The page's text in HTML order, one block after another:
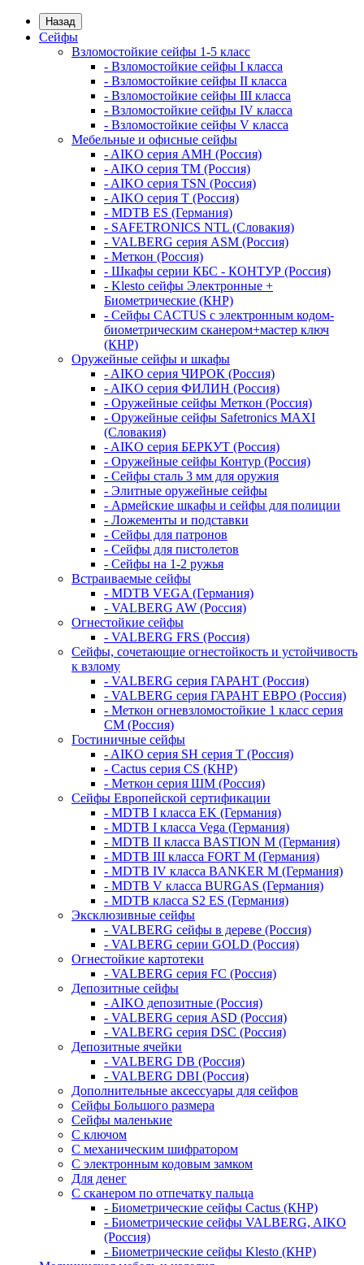
Назад
Сейфы
Взломостойкие сейфы 1-5 класс
- Взломостойкие сейфы I класса
- Взломостойкие сейфы II класса
- Взломостойкие сейфы III класса
- Взломостойкие сейфы IV класса
- Взломостойкие сейфы V класса
Мебельные и офисные сейфы
- AIKO серия AMH (Россия)
- AIKO серия TM (Россия)
- AIKO серия TSN (Россия)
- AIKO серия Т (Россия)
- MDTB ES (Германия)
- SAFETRONICS NTL (Словакия)
- VALBERG серия ASM (Россия)
- Меткон (Россия)
- Шкафы серии КБС - КОНТУР (Россия)
- Klesto сейфы Электронные +
Биометрические (КНР)
- Сейфы CACTUS с электронным кодом-
биометрическим сканером+мастер ключ
(КНР)
Оружейные сейфы и шкафы
- AIKO серия ЧИРОК (Россия)
- AIKO серия ФИЛИН (Россия)
- Оружейные сейфы Меткон (Россия)
- Оружейные сейфы Safetronics MAXI
(Словакия)
- AIKO серия БЕРКУТ (Россия)
- Оружейные сейфы Контур (Россия)
- Сейфы сталь 3 мм для оружия
- Элитные оружейные сейфы
- Армейские шкафы и сейфы для полиции
- Ложементы и подставки
- Сейфы для патронов
- Сейфы для пистолетов
- Сейфы на 1-2 ружья
Встраиваемые сейфы
- MDTB VEGA (Германия)
- VALBERG AW (Россия)
Огнестойкие сейфы
- VALBERG FRS (Россия)
Сейфы, сочетающие огнестойкость и устойчивость
к взлому
- VALBERG серия ГАРАНТ (Россия)
- VALBERG серия ГАРАНТ ЕВРО (Россия)
- Меткон огневзломостойкие 1 класс серия
СМ (Россия)
Гостиничные сейфы
- AIKO серия SH серия Т (Россия)
- Cactus серия CS (КНР)
- Меткон серия ШМ (Россия)
Сейфы Европейской сертификации
- MDTB I класса EK (Германия)
- MDTB I класса Vega (Германия)
- MDTB II класса BASTION M (Германия)
- MDTB III класса FORT M (Германия)
- MDTB IV класса BANKER M (Германия)
- MDTB V класса BURGAS (Германия)
- MDTB класса S2 ES (Германия)
Эксклюзивные сейфы
- VALBERG сейфы в дереве (Россия)
- VALBERG серии GOLD (Россия)
Огнестойкие картотеки
- VALBERG серия FC (Россия)
Депозитные сейфы
- AIKO депозитные (Россия)
- VALBERG серия ASD (Россия)
- VALBERG серия DSC (Россия)
Депозитные ячейки
- VALBERG DB (Россия)
- VALBERG DBI (Россия)
Дополнительные аксессуары для сейфов
Сейфы Большого размера
Сейфы маленькие
С ключом
С механическим шифратором
С электронным кодовым замком
Для денег
С сканером по отпечатку пальца
- Биометрические сейфы Cactus (КНР)
- Биометрические сейфы VALBERG, AIKO
(Россия)
- Биометрические сейфы Klesto (КНР)